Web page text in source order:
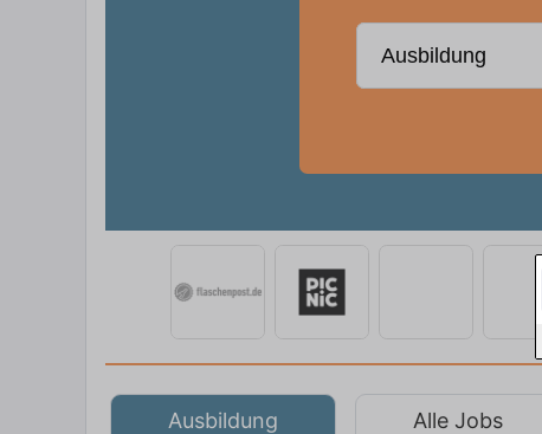
Ausbildung Alle Jobs